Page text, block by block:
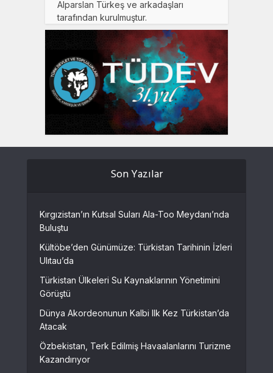
Alparslan Türkeş ve arkadaşları
tarafından kurulmuştur.
Son Yazılar
Kırgızistan’ın Kutsal Suları Ala-Too Meydanı’nda
Buluştu
Kültöbe’den Günümüze: Türkistan Tarihinin İzleri
Ulıtau’da
Türkistan Ülkeleri Su Kaynaklarının Yönetimini
Görüştü
Dünya Akordeonunun Kalbi Ilk Kez Türkistan’da
Atacak
Özbekistan, Terk Edilmiş Havaalanlarını Turizme
Kazandırıyor